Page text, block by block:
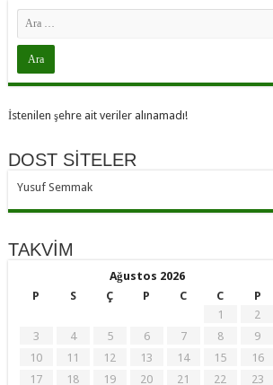
İstenilen şehre ait veriler alınamadı!
DOST SİTELER
Yusuf Semmak
TAKVİM
Ağustos 2026
P
S Ç P C C
P
1
2
3
4 5 6 7 8
9
10
11 12 13 14 15
16
17
18 19 20 21 22
23